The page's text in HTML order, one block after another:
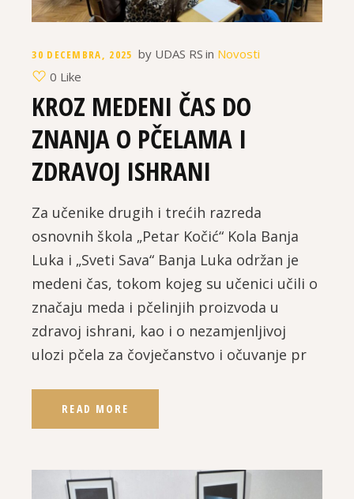
30 DECEMBRA, 2025 by UDAS RS in Novosti
0 Like
KROZ MEDENI ČAS DO
ZNANJA O PČELAMA I
ZDRAVOJ ISHRANI
Za učenike drugih i trećih razreda
osnovnih škola „Petar Kočić“ Kola Banja
Luka i „Sveti Sava“ Banja Luka održan je
medeni čas, tokom kojeg su učenici učili o
značaju meda i pčelinjih proizvoda u
zdravoj ishrani, kao i o nezamjenljivoj
ulozi pčela za čovječanstvo i očuvanje pr
READ MORE